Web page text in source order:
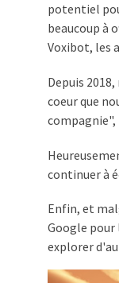
potentiel
beaucoup à
Voxibot, les
Depuis
coeur que
continuer à
Enfin, et
Google pour
explorer